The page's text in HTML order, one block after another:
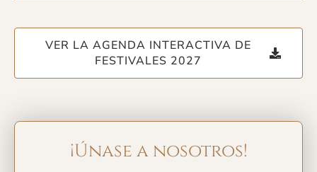
VER LA AGENDA INTERACTIVA DE
FESTIVALES 2027
¡Únase a nosotros!